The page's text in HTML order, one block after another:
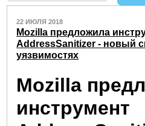
22 ИЮЛЯ 2018
Mozilla предложила
AddressSanitizer - новый
уязвимостях
Mozilla
инструмент